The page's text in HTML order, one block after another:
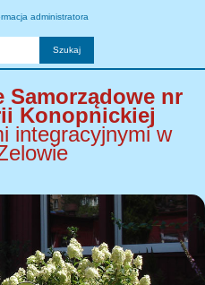
administratora
Samorządowe nr
Konopnickiej
integracyjnymi w